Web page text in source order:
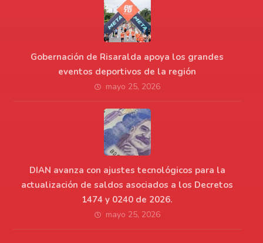
Gobernación de Risaralda apoya los grandes
eventos deportivos de la región
mayo 25, 2026
DIAN avanza con ajustes tecnológicos para la
actualización de saldos asociados a los Decretos
1474 y 0240 de 2026.
mayo 25, 2026